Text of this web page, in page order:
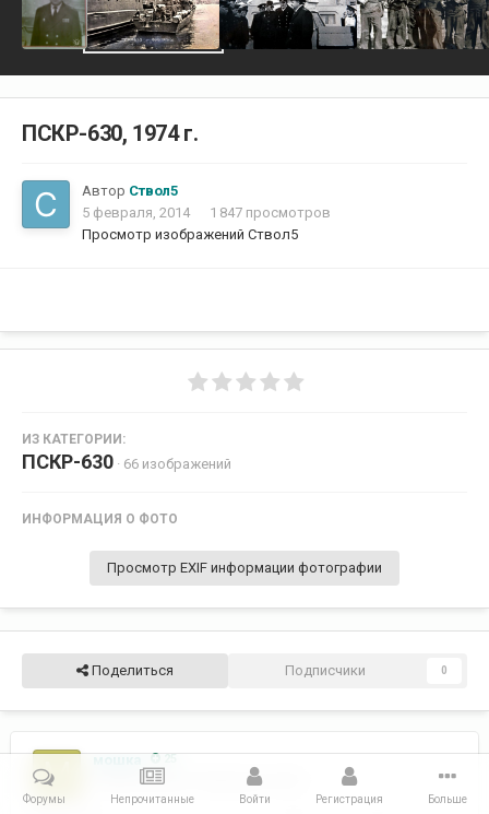
ПСКР-630, 1974 г.
Автор Ствол5
5 февраля, 2014
1 847 просмотров
Просмотр изображений Ствол5
ИЗ КАТЕГОРИИ:
ПСКР-630 · 66 изображений
ИНФОРМАЦИЯ О ФОТО
Просмотр EXIF информации фотографии
Поделиться Подписчики 0
мошка 25
Опубликовано 9 февраля, 2014
Форумы Непрочитанные Войти Регистрация Больше